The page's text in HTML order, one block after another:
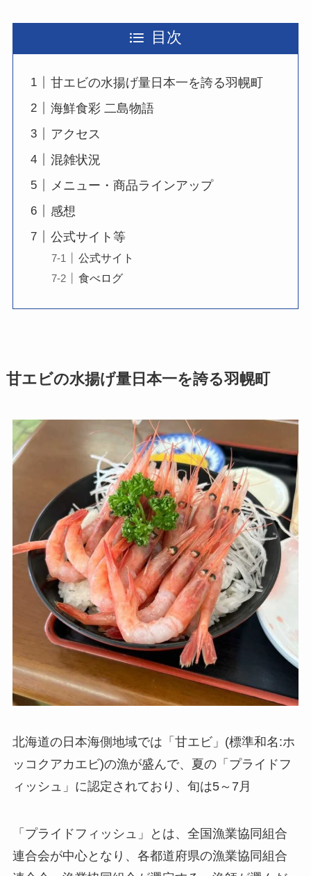
目次
甘エビの水揚げ量日本一を誇る羽幌町
海鮮食彩 二島物語
アクセス
混雑状況
メニュー・商品ラインアップ
感想
公式サイト等
公式サイト
食べログ
甘エビの水揚げ量日本一を誇る羽幌町
北海道の日本海側地域では「甘エビ」(標準和名:ホ
ッコクアカエビ)の漁が盛んで、夏の「プライドフ
ィッシュ」に認定されており、旬は5～7月
「プライドフィッシュ」とは、全国漁業協同組合
連合会が中心となり、各都道府県の漁業協同組合